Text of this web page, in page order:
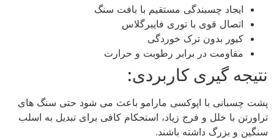
ایجاد چسبندگی مستقیم با بافت سنگ
اتصال قوی با توری فایبرگلاس
کیور بدون ترک‌ خوردگی
مقاومت در برابر رطوبت و حرارت
نتیجه‌ گیری کاربردی:
پشت‌ چسبانی با اپوکسی مارامو باعث می‌ شود حتی سنگ‌ های
تراورتن با خلل و فرج زیاد، استحکام کافی برای تبدیل به اسلب
سنگین و بزرگ داشته باشند.